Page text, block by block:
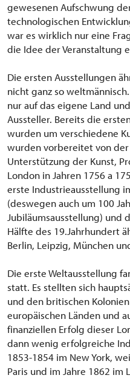
gewesenen Aufschwung
technologischen
war es wirklich nur eine
die Idee der Veranstaltung
Die ersten Ausstellungen
nicht ganz so
nur auf das eigene Land
Aussteller. Bereits die
wurden um verschiedene
wurden vorbereitet von
Unterstützung der Kunst,
London in Jahren 1756 a
erste Industrieausstellung
(deswegen auch um 100
Jubiläumsausstellung) und
Hälfte des 19.Jahrhundert
Berlin, Leipzig, München
Die erste Weltausstellung
statt. Es stellten sich
und den britischen
europäischen Länden und
finanziellen Erfolg dieser
dann wenig erfolgreiche
1853-1854 im New York,
Paris und im Jahre 1862 im